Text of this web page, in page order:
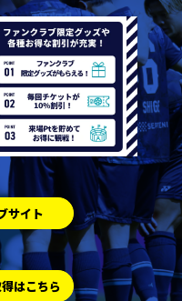
サイト
はこちら